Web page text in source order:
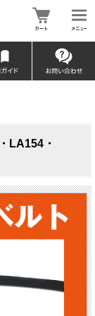
LA154・